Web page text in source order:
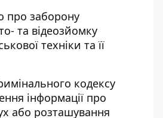
про заборону
та відеозйомку
техніки та її
кодексу
інформації про
або розташування